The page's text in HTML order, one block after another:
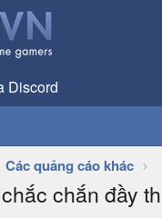
Discord
Các quảng cáo khác
chắn đầy